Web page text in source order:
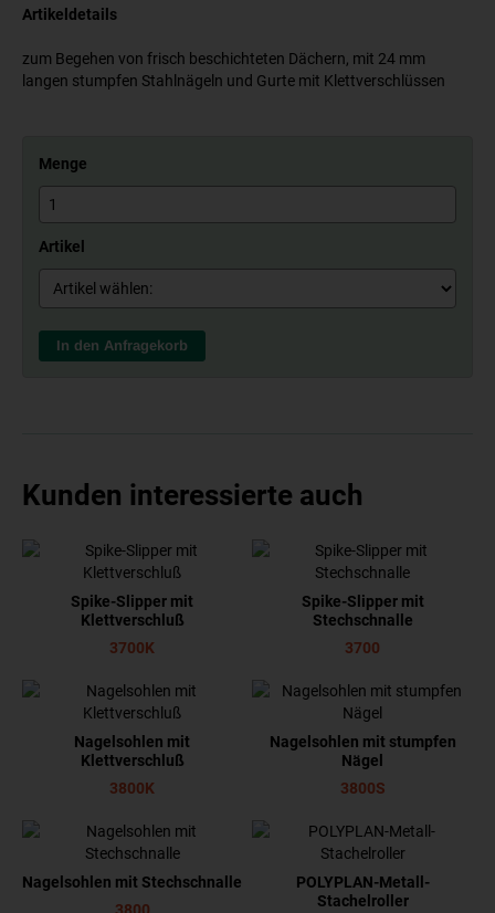
Artikeldetails
zum Begehen von frisch beschichteten Dächern, mit 24 mm
langen stumpfen Stahlnägeln und Gurte mit Klettverschlüssen
Menge
Artikel
In den Anfragekorb
Kunden interessierte auch
Spike-Slipper mit
Klettverschluß
3700K
Spike-Slipper mit
Stechschnalle
3700
Nagelsohlen mit
Klettverschluß
3800K
Nagelsohlen mit stumpfen
Nägel
3800S
Nagelsohlen mit Stechschnalle
POLYPLAN-Metall-
Stachelroller